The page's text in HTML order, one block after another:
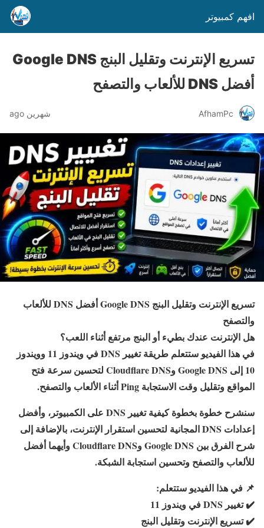
افهم كمبيوتر
تسريع الإنترنت وتقليل البنج Google DNS
أفضل DNS للألعاب والتصفح
AfhamPc شهرين ago
تسريع الإنترنت وتقليل البنج Google DNS أفضل DNS للألعاب
والتصفح
هل الإنترنت عندك بطيء أو البنج مرتفع أثناء اللعب؟
في هذا الفيديو ستتعلم طريقة تغيير DNS في ويندوز 11 وويندوز
10 إلى Google DNS وCloudflare DNS لتحسين سرعة فتح
المواقع وتقليل وقت الاستجابة Ping أثناء الألعاب والتصفح.
سنشرح خطوة بخطوة كيفية تغيير DNS على الكمبيوتر، وأفضل
إعدادات DNS المجانية لتحسين استقرار الإنترنت، بالإضافة إلى
شرح الفرق بين Google DNS وCloudflare DNS وأيهما أفضل
للألعاب والتصفح وتحسين استجابة الشبكة.
📌 في هذا الفيديو ستتعلم:
✔️تغيير DNS في ويندوز 11
✔️تسريع الإنترنت وتقليل البنج